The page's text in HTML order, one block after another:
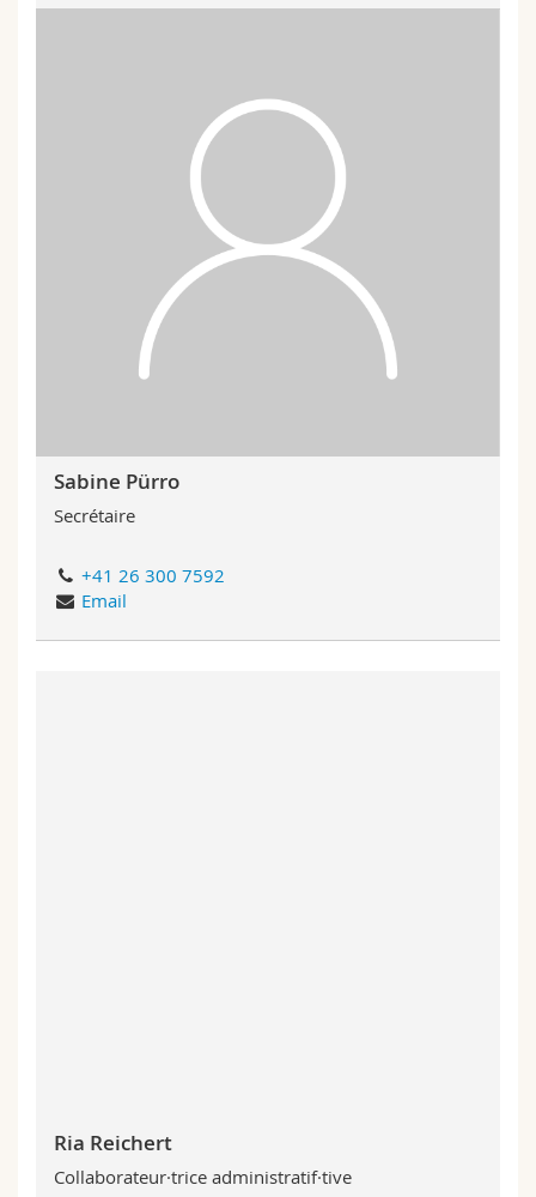
Sabine Pürro
Secrétaire
+41 26 300 7592
Email
Ria Reichert
Collaborateur·trice administratif·tive